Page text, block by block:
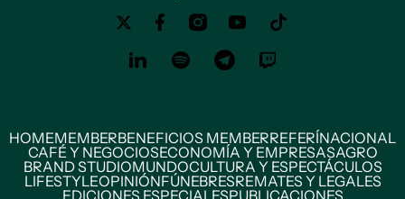
HOMEMEMBERBENEFICIOS MEMBERREFERÍNACIONAL
CAFÉ Y NEGOCIOSECONOMÍA Y EMPRESASAGRO
BRAND STUDIOMUNDOCULTURA Y ESPECTÁCULOS
LIFESTYLEOPINIÓNFÚNEBRESREMATES Y LEGALES
EDICIONES ESPECIALESPUBLICACIONES